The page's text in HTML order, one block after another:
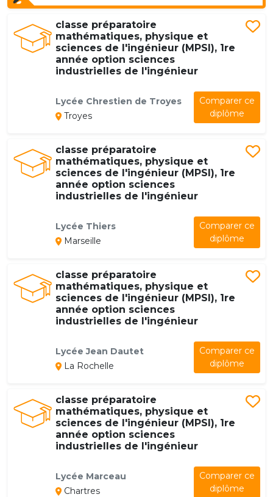
classe préparatoire
mathématiques, physique et
sciences de l'ingénieur (MPSI), 1re
année option sciences
industrielles de l'ingénieur
Lycée Chrestien de Troyes
Troyes
Comparer ce
diplôme
classe préparatoire
mathématiques, physique et
sciences de l'ingénieur (MPSI), 1re
année option sciences
industrielles de l'ingénieur
Lycée Thiers
Marseille
Comparer ce
diplôme
classe préparatoire
mathématiques, physique et
sciences de l'ingénieur (MPSI), 1re
année option sciences
industrielles de l'ingénieur
Lycée Jean Dautet
La Rochelle
Comparer ce
diplôme
classe préparatoire
mathématiques, physique et
sciences de l'ingénieur (MPSI), 1re
année option sciences
industrielles de l'ingénieur
Lycée Marceau
Chartres
Comparer ce
diplôme